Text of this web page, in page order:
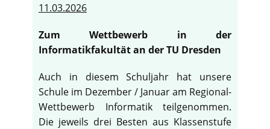
11.03.2026
Zum Wettbewerb in der
Informatikfakultät an der TU Dresden
Auch in diesem Schuljahr hat unsere
Schule im Dezember / Januar am Regional-
Wettbewerb Informatik teilgenommen.
Die jeweils drei Besten aus Klassenstufe